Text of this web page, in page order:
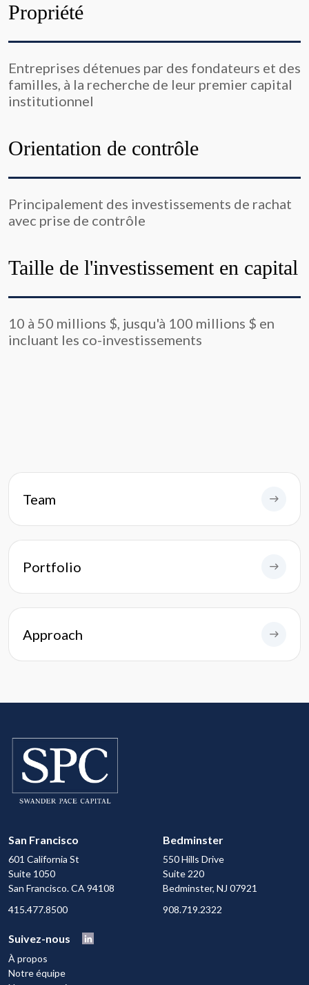
Propriété
Entreprises détenues par des fondateurs et des
familles, à la recherche de leur premier capital
institutionnel
Orientation de contrôle
Principalement des investissements de rachat
avec prise de contrôle
Taille de l'investissement en capital
10 à 50 millions $, jusqu'à 100 millions $ en
incluant les co-investissements
Team
Portfolio
Approach
San Francisco
601 California St
Suite 1050
San Francisco. CA 94108
415.477.8500
Bedminster
550 Hills Drive
Suite 220
Bedminster, NJ 07921
908.719.2322
Suivez-nous
À propos
Notre équipe